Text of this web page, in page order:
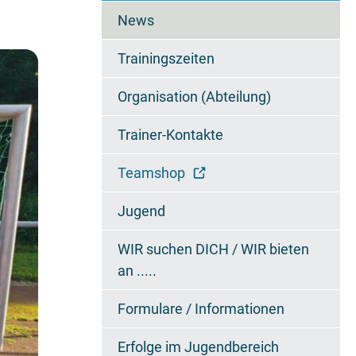
News
Trainingszeiten
Organisation (Abteilung)
Trainer-Kontakte
Teamshop
Jugend
WIR suchen DICH / WIR bieten
an .....
Formulare / Informationen
Erfolge im Jugendbereich